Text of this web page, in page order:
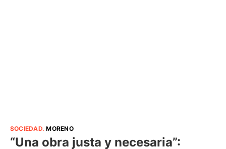
SOCIEDAD.MORENO
“Una obra justa y necesaria”: